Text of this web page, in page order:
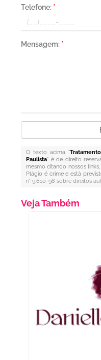
Telefone: *
Mensagem: *
O texto acima "
Paulista" é de direito
mesmo citando nossos
Plágio é crime e está
n° 9.610-98 sobre direitos
Veja Também